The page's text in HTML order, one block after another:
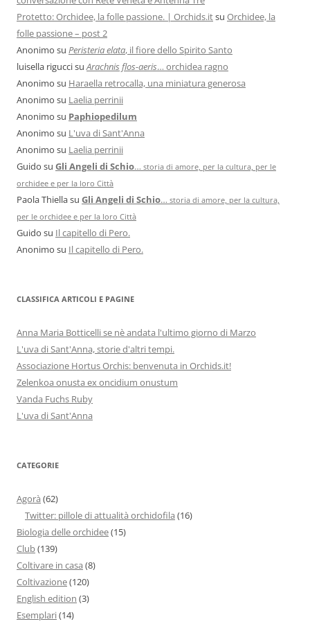
Protetto: Orchidee, la folle passione. | Orchids.itsu Orchidee, la
folle passione – post 2
Anonimo su Peristeria elata, il fiore dello Spirito Santo
luisella riguccisu Arachnis flos-aeris… orchidea ragno
Anonimo su Haraella retrocalla, una miniatura generosa
Anonimo su Laelia perrinii
Anonimo su Paphiopedilum
Anonimo su L'uva di Sant'Anna
Anonimo su Laelia perrinii
Guido su Gli Angeli di Schio… storia di amore, per la cultura, per le
orchidee e per la loro Città
Paola Thiellasu Gli Angeli di Schio… storia di amore, per la cultura,
per le orchidee e per la loro Città
Guido su Il capitello di Pero.
Anonimo su Il capitello di Pero.
CLASSIFICA ARTICOLI E PAGINE
Anna Maria Botticelli se nè andata l'ultimo giorno di Marzo
L'uva di Sant'Anna, storie d'altri tempi.
Associazione Hortus Orchis: benvenuta in Orchids.it!
Zelenkoa onusta ex oncidium onustum
Vanda Fuchs Ruby
L'uva di Sant'Anna
CATEGORIE
Agorà (62)
Twitter: pillole di attualità orchidofila (16)
Biologia delle orchidee(15)
Club(139)
Coltivare in casa (8)
Coltivazione(120)
English edition (3)
Esemplari(14)